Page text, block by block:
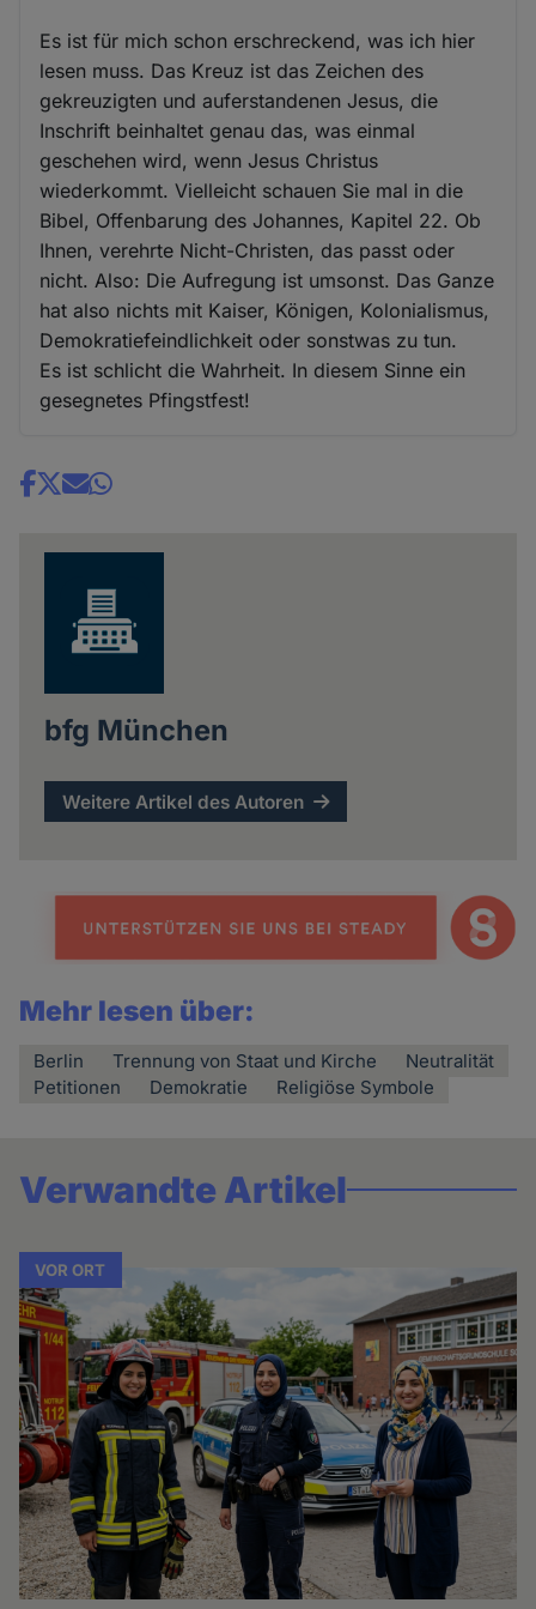
Es ist für mich schon erschreckend, was ich hier
lesen muss. Das Kreuz ist das Zeichen des
gekreuzigten und auferstandenen Jesus, die
Inschrift beinhaltet genau das, was einmal
geschehen wird, wenn Jesus Christus
wiederkommt. Vielleicht schauen Sie mal in die
Bibel, Offenbarung des Johannes, Kapitel 22. Ob
Ihnen, verehrte Nicht-Christen, das passt oder
nicht. Also: Die Aufregung ist umsonst. Das Ganze
hat also nichts mit Kaiser, Königen, Kolonialismus,
Demokratiefeindlichkeit oder sonstwas zu tun.
Es ist schlicht die Wahrheit. In diesem Sinne ein
gesegnetes Pfingstfest!
Share
bfg München
Weitere Artikel des Autoren
Mehr lesen über:
Berlin Trennung von Staat und Kirche
Neutralität
Petitionen
Demokratie Religiöse Symbole
Verwandte Artikel
VOR ORT